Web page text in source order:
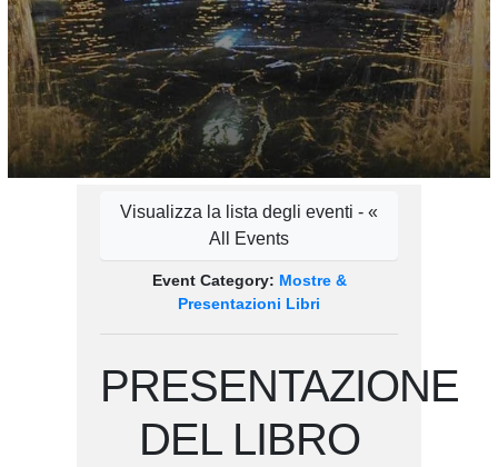
Visualizza la lista degli eventi - «
All Events
Event Category: Mostre &
Presentazioni Libri
PRESENTAZIONE
DEL LIBRO